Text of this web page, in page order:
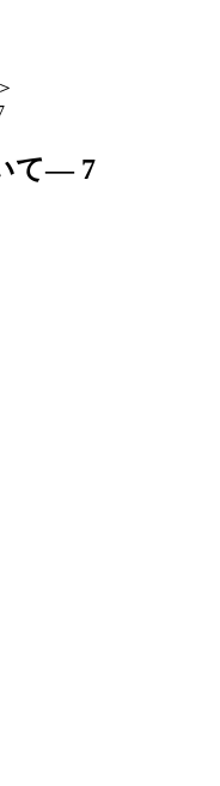
＞
て― 7